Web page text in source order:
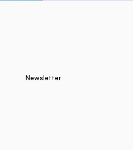
Newsletter